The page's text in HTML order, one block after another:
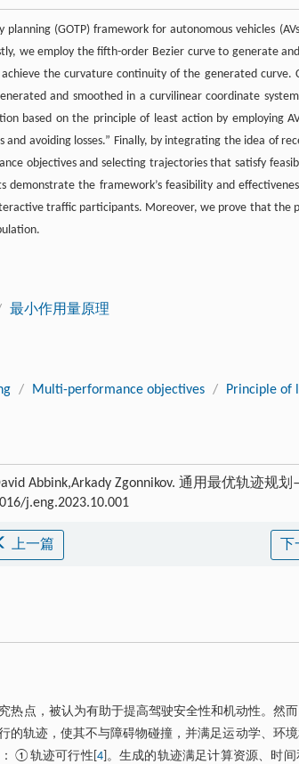
(GOTP) framework for autonomous vehicles
we employ the fifth-order Bezier curve to generate
the curvature continuity of the generated curve.
and smoothed in a curvilinear coordinate
based on the principle of least action by employing
and avoiding losses.” Finally, by integrating the idea of
objectives and selecting trajectories that satisfy
the framework’s feasibility and
traffic participants. Moreover, we prove that the
最小作用量原理
/ Multi-performance objectives / Principle of
Abbink,Arkady Zgonnikov. 通用最优轨迹
j.eng.2023.10.001
上一篇
热点，被认为有助于提高驾驶安全性和机动性。然
的轨迹，使其不与障碍物碰撞，并满足运动学、环境
：①轨迹可行性[ 4]。生成的轨迹满足计算资源、时